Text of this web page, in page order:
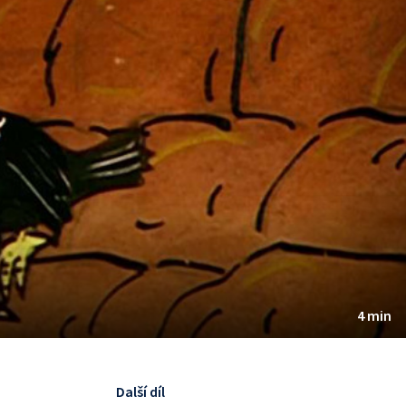
4 min
Další díl